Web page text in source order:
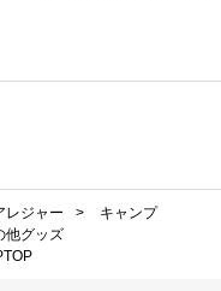
レジャー >
キャンプ
他グッズ